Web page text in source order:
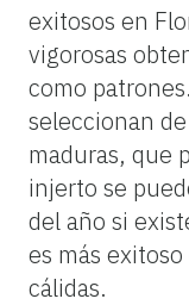
exitosos en
vigorosas
como
seleccionan
maduras, que
injerto se
del año si
es más
cálidas.